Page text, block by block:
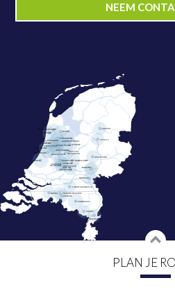
PLAN NU
NEEM
PLAN JE